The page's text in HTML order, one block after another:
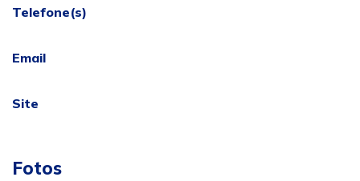
Telefone(s)
Email
Site
Fotos